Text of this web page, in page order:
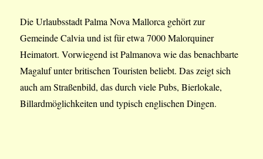
Die Urlaubsstadt Palma Nova Mallorca gehört zur
Gemeinde Calvia und ist für etwa 7000 Malorquiner
Heimatort. Vorwiegend ist Palmanova wie das benachbarte
Magaluf unter britischen Touristen beliebt. Das zeigt sich
auch am Straßenbild, das durch viele Pubs, Bierlokale,
Billardmöglichkeiten und typisch englischen Dingen.